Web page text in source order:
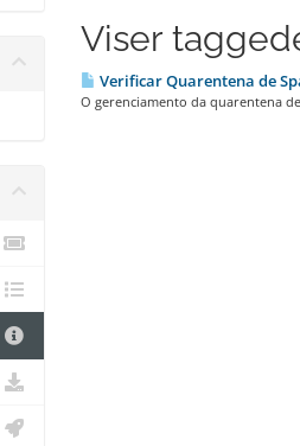
Viser
Verificar Quarentena de
O gerenciamento da quarentena